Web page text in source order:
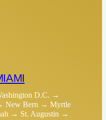
D.C. →
New Bern → Myrtle
→ St. Augustin →